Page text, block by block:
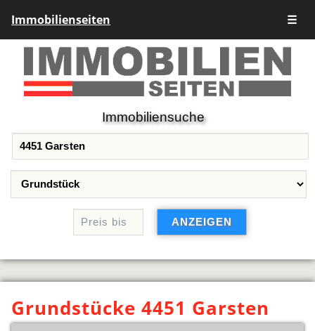
Immobilienseiten ☰
Immobiliensuche
Grundstücke 4451 Garsten